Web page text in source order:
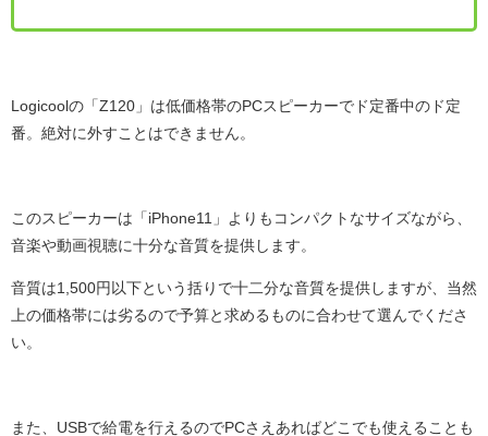
Logicoolの「Z120」は低価格帯のPCスピーカーでド定番中のド定
番。絶対に外すことはできません。
このスピーカーは「iPhone11」よりもコンパクトなサイズながら、
音楽や動画視聴に十分な音質を提供します。
音質は1,500円以下という括りで十二分な音質を提供しますが、当然
上の価格帯には劣るので予算と求めるものに合わせて選んでくださ
い。
また、USBで給電を行えるのでPCさえあればどこでも使えることも